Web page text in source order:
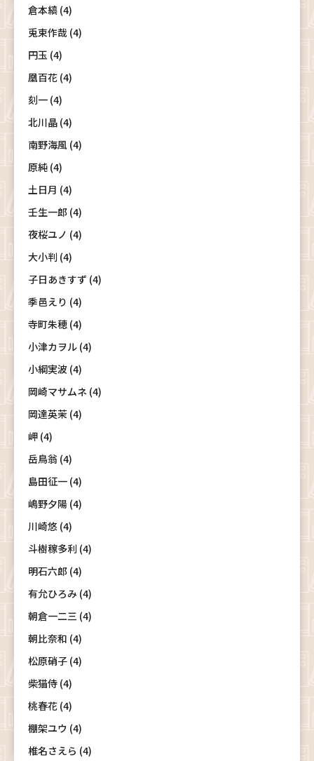
倉本縞 (4)
兎束作哉 (4)
円玉 (4)
凰百花 (4)
刻一 (4)
北川晶 (4)
南野海風 (4)
原純 (4)
土日月 (4)
壬生一郎 (4)
夜桜ユノ (4)
大小判 (4)
子日あきすず (4)
季邑えり (4)
寺町朱穂 (4)
小津カヲル (4)
小綱実波 (4)
岡崎マサムネ (4)
岡達英茉 (4)
岬 (4)
岳鳥翁 (4)
島田征一 (4)
嶋野夕陽 (4)
川崎悠 (4)
斗樹稼多利 (4)
明石六郎 (4)
有允ひろみ (4)
朝倉一二三 (4)
朝比奈和 (4)
松原硝子 (4)
柴猫侍 (4)
桃春花 (4)
棚架ユウ (4)
椎名さえら (4)